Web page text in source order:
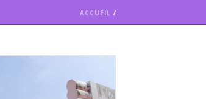
ACCUEIL /